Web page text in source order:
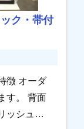
ク・帯付
徴 オーダ
す。 背面
ッシュな